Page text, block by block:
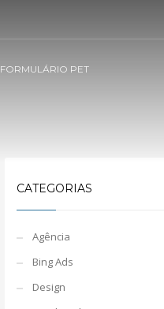
FORMULÁRIO PET
CATEGORIAS
Agência
Bing Ads
Design